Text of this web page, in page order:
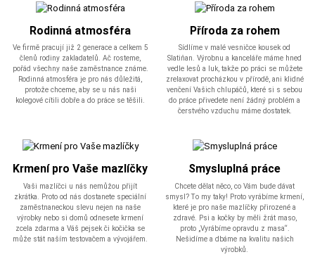
Rodinná atmosféra
Ve firmě pracují již 2 generace a celkem 5
členů rodiny zakladatelů. Ač rosteme,
pořád všechny naše zaměstnance známe.
Rodinná atmosféra je pro nás důležitá,
protože chceme, aby se u nás naši
kolegové cítili dobře a do práce se těšili.
Příroda za rohem
Sídlíme v malé vesničce kousek od
Slatiňan. Výrobnu a kanceláře máme hned
vedle lesů a luk, takže po práci se můžete
zrelaxovat procházkou v přírodě, ani klidné
venčení Vašich chlupáčů, které si s sebou
do práce přivedete není žádný problém a
čerstvého vzduchu máme dostatek.
Krmení pro Vaše mazlíčky
Vaši mazlíčci u nás nemůžou přijít
zkrátka. Proto od nás dostanete speciální
zaměstnaneckou slevu nejen na naše
výrobky nebo si domů odnesete krmení
zcela zdarma a Váš pejsek či kočička se
může stát naším testovačem a vývojářem.
Smysluplná práce
Chcete dělat něco, co Vám bude dávat
smysl? To my taky! Proto vyrábíme krmení,
které je pro naše mazlíčky přirozené a
zdravé. Psi a kočky by měli žrát maso,
proto „Vyrábíme opravdu z masa“.
Nešidíme a dbáme na kvalitu našich
výrobků.